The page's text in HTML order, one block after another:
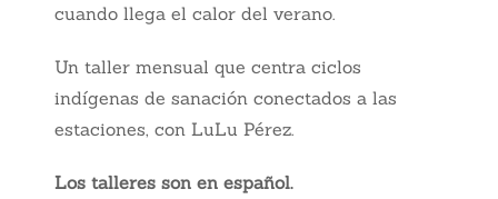
cuando llega el calor del verano.
Un taller mensual que centra ciclos
indígenas de sanación conectados a las
estaciones, con LuLu Pérez.
Los talleres son en español.